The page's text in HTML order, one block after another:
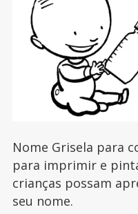
Nome Grisela para
para imprimir e
crianças possam
seu nome.